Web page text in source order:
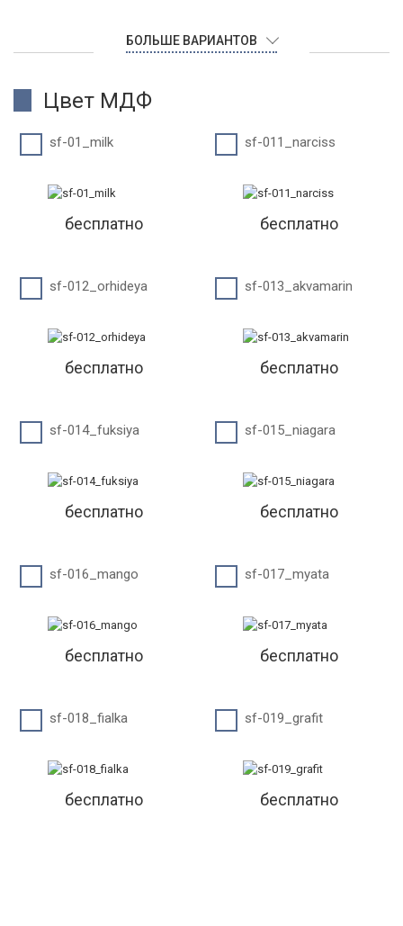
БОЛЬШЕ ВАРИАНТОВ
Цвет МДФ
sf-01_milk
бесплатно
sf-011_narciss
бесплатно
sf-012_orhideya
бесплатно
sf-013_akvamarin
бесплатно
sf-014_fuksiya
бесплатно
sf-015_niagara
бесплатно
sf-016_mango
бесплатно
sf-017_myata
бесплатно
sf-018_fialka
бесплатно
sf-019_grafit
бесплатно